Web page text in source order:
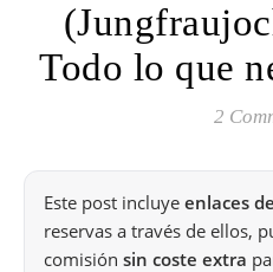
Todo lo que
2
Este post incluye enlaces
reservas a través de ellos,
comisión sin coste extra